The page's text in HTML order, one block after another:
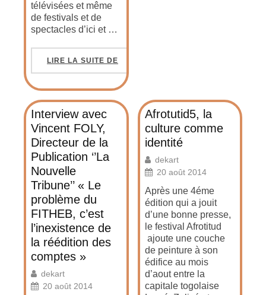
télévisées et même
de festivals et de
spectacles d’ici et …
LIRE LA SUITE DE
Interview avec
Vincent FOLY,
Directeur de la
Publication ‘’La
Nouvelle
Tribune’’ « Le
problème du
FITHEB, c’est
l’inexistence de
la réédition des
comptes »
dekart
20 août 2014
Afrotutid5, la
culture comme
identité
dekart
20 août 2014
Après une 4éme
édition qui a jouit
d’une bonne presse,
le festival Afrotitud
ajoute une couche
de peinture à son
édifice au mois
d’aout entre la
capitale togolaise